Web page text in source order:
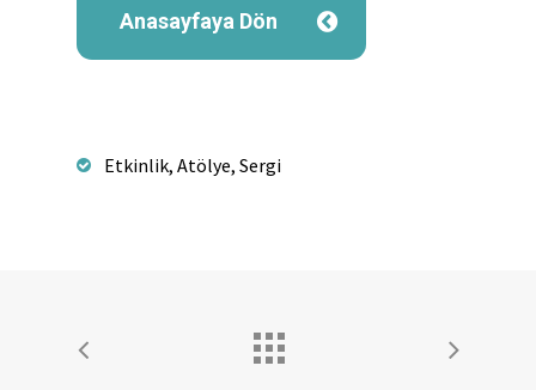
Anasayfaya Dön
Etkinlik, Atölye, Sergi